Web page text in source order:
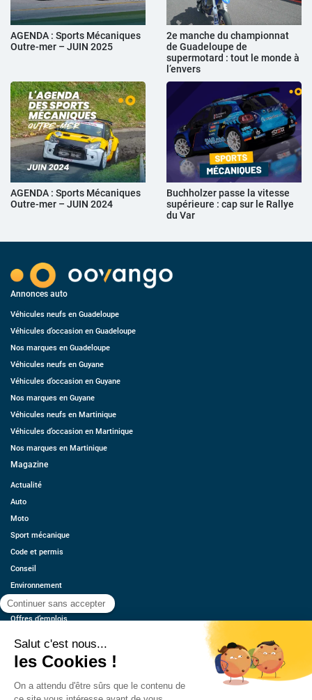
AGENDA : Sports Mécaniques
Outre-mer – JUIN 2025
2e manche du championnat
de Guadeloupe de
supermotard : tout le monde à
l’envers
AGENDA : Sports Mécaniques
Outre-mer – JUIN 2024
Buchholzer passe la vitesse
supérieure : cap sur le Rallye
du Var
Annonces auto
Véhicules neufs en Guadeloupe
Véhicules d’occasion en Guadeloupe
Nos marques en Guadeloupe
Véhicules neufs en Guyane
Véhicules d’occasion en Guyane
Nos marques en Guyane
Véhicules neufs en Martinique
Véhicules d’occasion en Martinique
Nos marques en Martinique
Magazine
Actualité
Auto
Moto
Sport mécanique
Code et permis
Conseil
Environnement
Économie
Offres d’emplois
Contact
Estimez votre voiture